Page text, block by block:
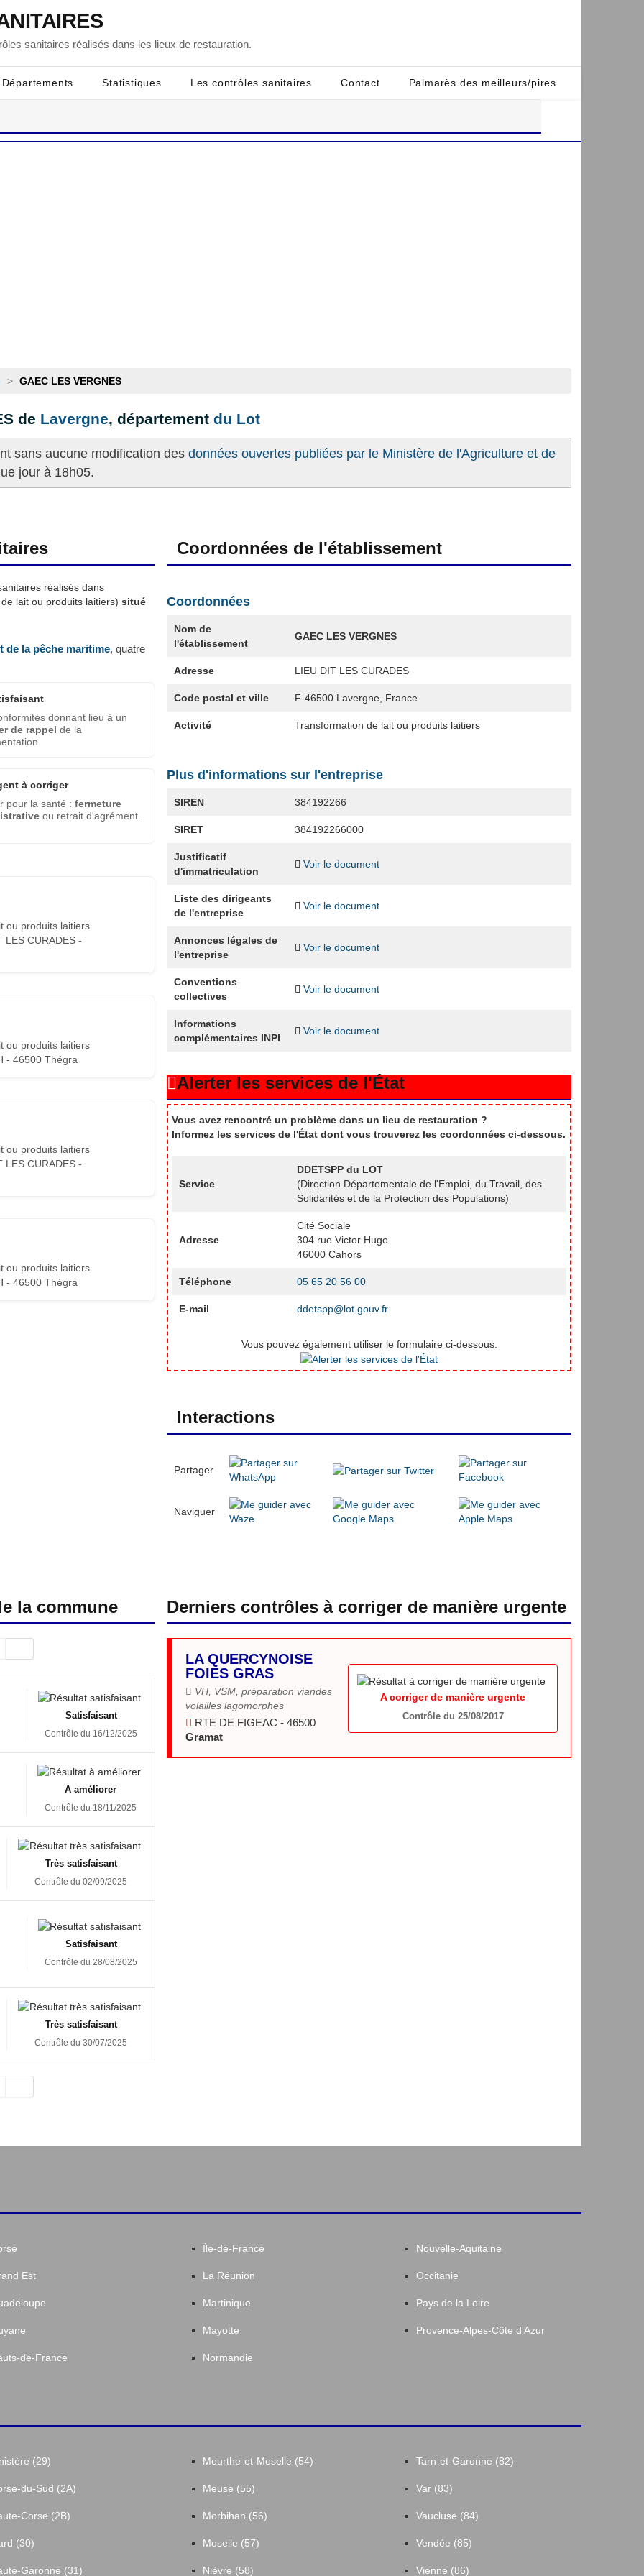
sanitaires réalisés dans les lieux de restauration.
Départements Statistiques Les contrôles sanitaires Contact Palmarès des meilleurs/pires
> GAEC LES VERGNES
de Lavergne, département du Lot
sans aucune modification des données ouvertes publiées par le Ministère de l'Agriculture et de
jour à 18h05.
réalisés dans
lait ou produits laitiers) situé
de la pêche maritime, quatre
donnant lieu à un
de rappel de la
à corriger
pour la santé : fermeture
ou retrait d'agrément.
ou produits laitiers
LES CURADES -
ou produits laitiers
- 46500 Thégra
ou produits laitiers
LES CURADES -
ou produits laitiers
- 46500 Thégra
Coordonnées de l'établissement
Coordonnées
Nom de
l'établissement
GAEC LES VERGNES
Adresse LIEU DIT LES CURADES
Code postal et ville F-46500 Lavergne, France
Activité Transformation de lait ou produits laitiers
Plus d'informations sur l'entreprise
SIREN 384192266
SIRET 384192266000
Justificatif
d'immatriculation
Voir le document
Liste des dirigeants
de l'entreprise
Voir le document
Annonces légales de
l'entreprise
Voir le document
Conventions
collectives
Voir le document
Informations
complémentaires INPI
Voir le document
Alerter les services de l'État
Vous avez rencontré un problème dans un lieu de restauration ?
Informez les services de l'État dont vous trouverez les coordonnées ci-dessous.
Service
DDETSPP du LOT
(Direction Départementale de l'Emploi, du Travail, des
Solidarités et de la Protection des Populations)
Adresse
Cité Sociale
304 rue Victor Hugo
46000 Cahors
Téléphone 05 65 20 56 00
E-mail ddetspp@lot.gouv.fr
Vous pouvez également utiliser le formulaire ci-dessous.
Interactions
Partager
Naviguer
la commune
Satisfaisant
Contrôle du 16/12/2025
A améliorer
Contrôle du 18/11/2025
Très satisfaisant
Contrôle du 02/09/2025
Satisfaisant
Contrôle du 28/08/2025
Très satisfaisant
Contrôle du 30/07/2025
Derniers contrôles à corriger de manière urgente
LA QUERCYNOISE
FOIES GRAS
VH, VSM, préparation viandes
volailles lagomorphes
RTE DE FIGEAC - 46500
Gramat
A corriger de manière urgente
Contrôle du 25/08/2017
Est
de-France
Île-de-France
La Réunion
Martinique
Mayotte
Normandie
Nouvelle-Aquitaine
Occitanie
Pays de la Loire
Provence-Alpes-Côte d'Azur
(29)
du-Sud (2A)
Corse (2B)
(30)
Garonne (31)
Meurthe-et-Moselle (54)
Meuse (55)
Morbihan (56)
Moselle (57)
Nièvre (58)
Tarn-et-Garonne (82)
Var (83)
Vaucluse (84)
Vendée (85)
Vienne (86)